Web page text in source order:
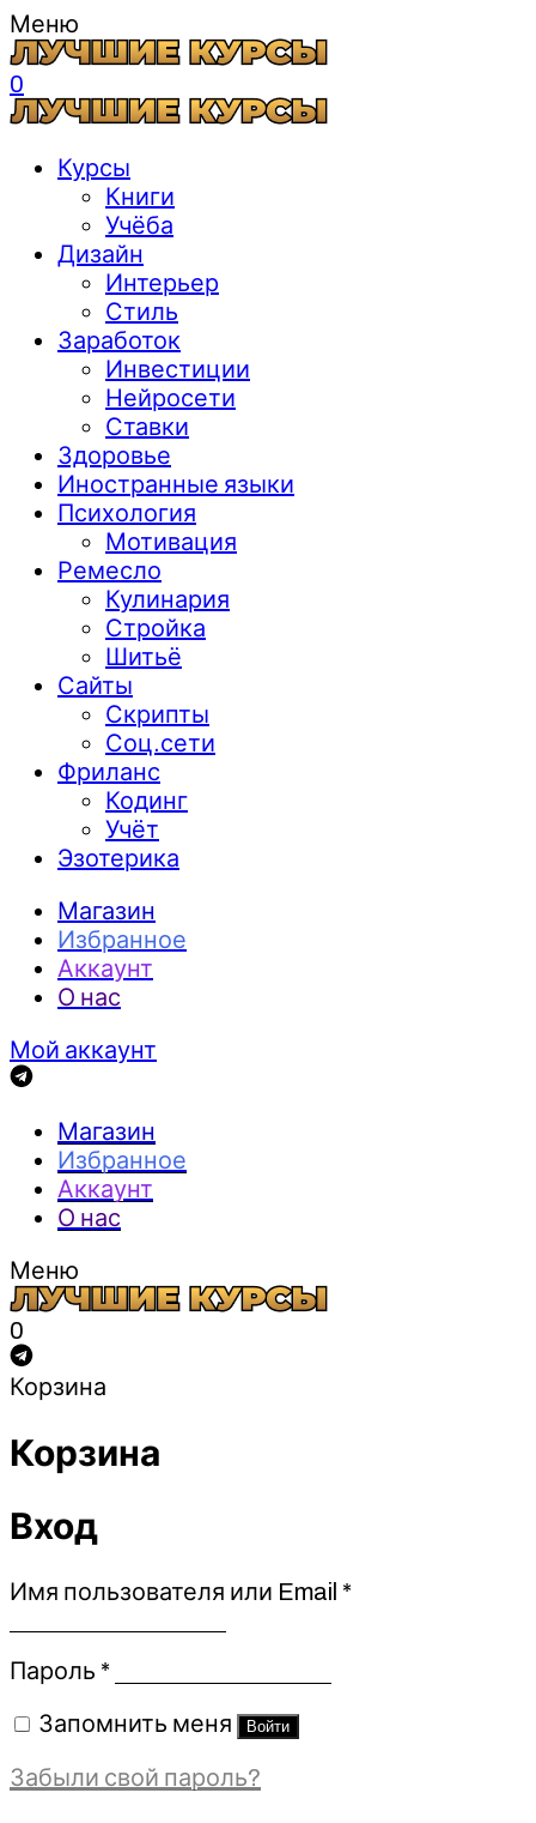
Меню
0
Курсы
Книги
Учёба
Дизайн
Интерьер
Стиль
Заработок
Инвестиции
Нейросети
Ставки
Здоровье
Иностранные языки
Психология
Мотивация
Ремесло
Кулинария
Стройка
Шитьё
Сайты
Скрипты
Соц.сети
Фриланс
Кодинг
Учёт
Эзотерика
Магазин
Избранное
Аккаунт
О нас
Мой аккаунт
Магазин
Избранное
Аккаунт
О нас
Меню
0
Корзина
Корзина
Вход
Имя пользователя или Email *Обязательно
Пароль *Обязательно
Запомнить меня Войти
Забыли свой пароль?